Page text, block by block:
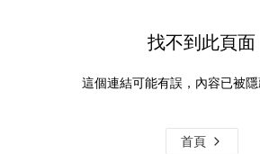
找不到此頁面
這個連結可能有誤，內容已被隱
首頁